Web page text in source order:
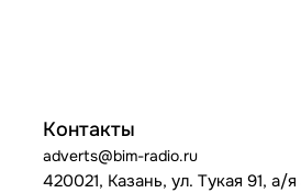
Контакты
adverts@bim-radio.ru
420021, Казань, ул. Тукая 91, а/